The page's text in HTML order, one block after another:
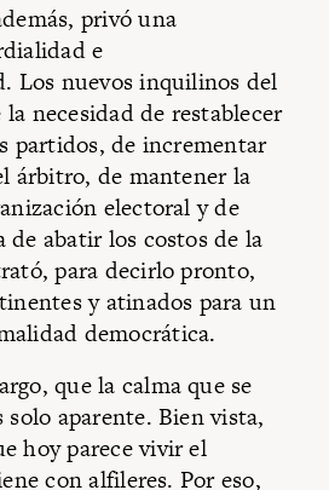
privó una
e
Los nuevos inquilinos del
necesidad de restablecer
partidos, de incrementar
árbitro, de mantener la
electoral y de
de abatir los costos de la
para decirlo pronto,
y atinados para un
democrática.
que la calma que se
aparente. Bien vista,
hoy parece vivir el
con alfileres. Por eso,